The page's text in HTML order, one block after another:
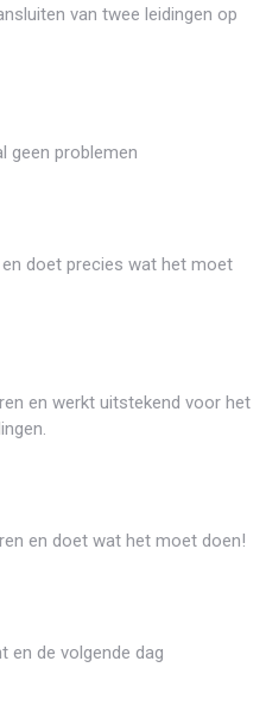
van twee leidingen op
geen problemen
doet precies wat het moet
en werkt uitstekend voor het
en doet wat het moet doen!
en de volgende dag